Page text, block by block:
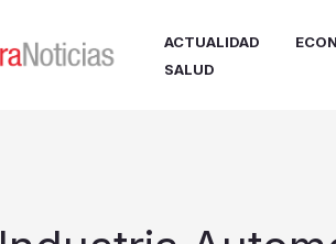
ACTUALIDAD
SALUD